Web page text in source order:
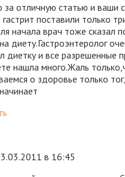
за отличную статью и ваши
гастрит поставили только
начала врач тоже сказал
диету.Гастроэнтеролог
диетку и все разрешенные
нашла много.Жаль
о здоровье только
в 16:45